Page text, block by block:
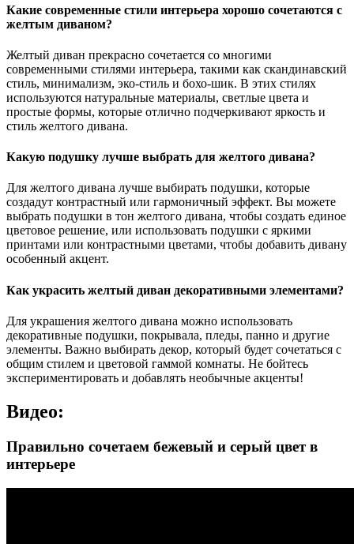
Какие современные стили интерьера хорошо сочетаются с
желтым диваном?
Желтый диван прекрасно сочетается со многими
современными стилями интерьера, такими как скандинавский
стиль, минимализм, эко-стиль и бохо-шик. В этих стилях
используются натуральные материалы, светлые цвета и
простые формы, которые отлично подчеркивают яркость и
стиль желтого дивана.
Какую подушку лучше выбрать для желтого дивана?
Для желтого дивана лучше выбирать подушки, которые
создадут контрастный или гармоничный эффект. Вы можете
выбрать подушки в тон желтого дивана, чтобы создать единое
цветовое решение, или использовать подушки с яркими
принтами или контрастными цветами, чтобы добавить дивану
особенный акцент.
Как украсить желтый диван декоративными элементами?
Для украшения желтого дивана можно использовать
декоративные подушки, покрывала, пледы, панно и другие
элементы. Важно выбирать декор, который будет сочетаться с
общим стилем и цветовой гаммой комнаты. Не бойтесь
экспериментировать и добавлять необычные акценты!
Видео:
Правильно сочетаем бежевый и серый цвет в
интерьере